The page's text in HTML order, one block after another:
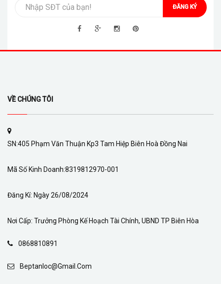
ĐĂNG KÝ
VỀ CHÚNG TÔI
SN:405 Phạm Văn Thuận Kp3 Tam Hiệp Biên Hoà Đồng Nai
Mã Số Kinh Doanh:8319812970-001
Đăng Kí: Ngày 26/08/2024
Nơi Cấp: Trưởng Phòng Kế Hoạch Tài Chính, UBND TP Biên Hòa
0868810891
Beptanloc@gmail.com